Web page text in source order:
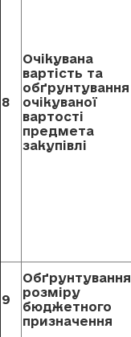
8
Очікувана
вартість та
обґрунтування
очікуваної
вартості
предмета
закупівлі
9
Обґрунтування
розміру
бюджетного
призначення